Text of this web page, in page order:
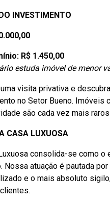
INVESTIMENTO
R$ 1.450,00
estuda imóvel de menor
visita privativa e
no Setor Bueno. Imóveis
são cada vez mais
CASA LUXUOSA
consolida-se como o
Nossa atuação é pautada
e o mais absoluto